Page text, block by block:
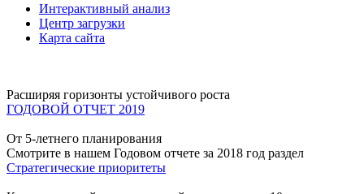
Интерактивный анализ
Центр загрузки
Карта сайта
Расширяя горизонты устойчивого роста
ГОДОВОЙ ОТЧЕТ 2019
От 5-летнего планирования
Смотрите в нашем Годовом отчете за 2018 год раздел
Стратегические приоритеты